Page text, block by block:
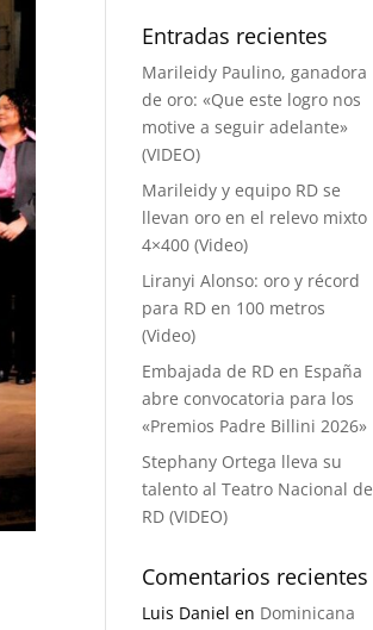
Entradas recientes
Marileidy Paulino, ganadora
de oro: «Que este logro nos
motive a seguir adelante»
(VIDEO)
Marileidy y equipo RD se
llevan oro en el relevo mixto
4×400 (Video)
Liranyi Alonso: oro y récord
para RD en 100 metros
(Video)
Embajada de RD en España
abre convocatoria para los
«Premios Padre Billini 2026»
Stephany Ortega lleva su
talento al Teatro Nacional de
RD (VIDEO)
Comentarios recientes
Luis Daniel en Dominicana